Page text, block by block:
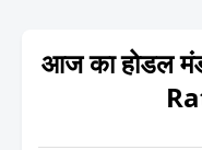
आज का होडल